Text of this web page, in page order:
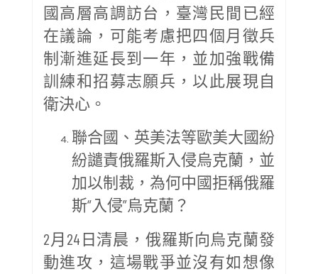
國高層高調訪台，臺灣民間已經
在議論，可能考慮把四個月徵兵
制漸進延長到一年，並加強戰備
訓練和招募志願兵，以此展現自
衛決心。
聯合國、英美法等歐美大國紛
紛譴責俄羅斯入侵烏克蘭，並
加以制裁，為何中國拒稱俄羅
斯“入侵”烏克蘭？
2月24日清晨，俄羅斯向烏克蘭發
動進攻，這場戰爭並沒有如想像